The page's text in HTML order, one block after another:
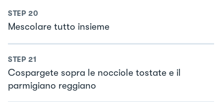
STEP 20
Mescolare tutto insieme
STEP 21
Cospargete sopra le nocciole tostate e il
parmigiano reggiano